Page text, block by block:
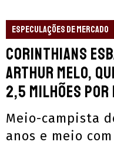
ESPECULAÇÕES DE MERCADO
Corinthians
Arthur Melo,
2,5 milhões por
Meio-campista
anos e meio